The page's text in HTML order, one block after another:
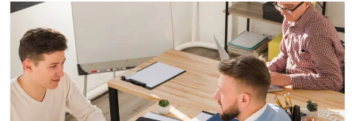
Next Terra International : des solutions logistiques au service
du commerce international